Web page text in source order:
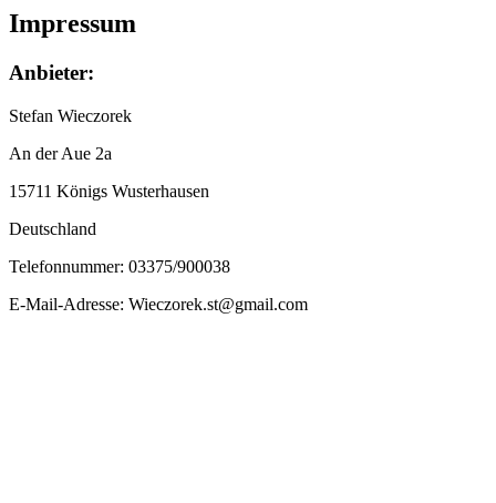
Impressum
Anbieter:
Stefan Wieczorek
An der Aue 2a
15711 Königs Wusterhausen
Deutschland
Telefonnummer: 03375/900038
E-Mail-Adresse: Wieczorek.st@gmail.com